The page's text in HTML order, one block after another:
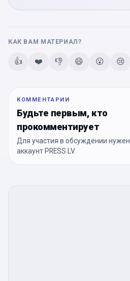
КАК ВАМ МАТЕРИАЛ?
👍 ❤️ 👎 😄 😮 😢
КОММЕНТАРИИ
Будьте первым, кто
прокомментирует
Для участия в обсуждении нужен
аккаунт PRESS.LV.